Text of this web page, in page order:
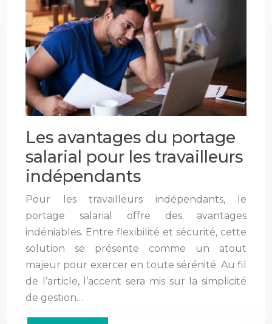
Les avantages du portage
salarial pour les travailleurs
indépendants
Pour les travailleurs indépendants, le
portage salarial offre des avantages
indéniables. Entre flexibilité et sécurité, cette
solution se présente comme un atout
majeur pour exercer en toute sérénité. Au fil
de l’article, l’accent sera mis sur la simplicité
de gestion…